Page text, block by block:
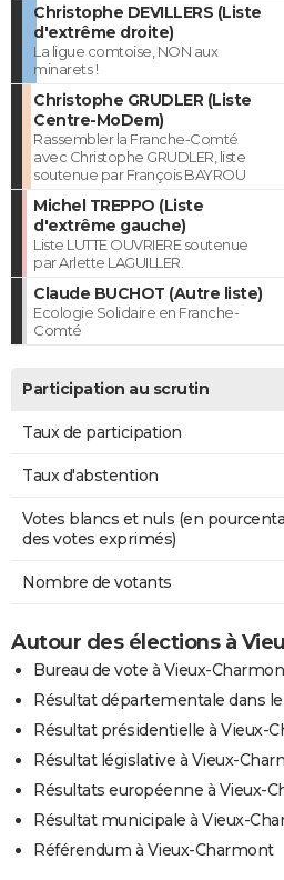
Christophe DEVILLERS (Liste
d'extrême droite)
La ligue comtoise, NON aux
minarets !
Christophe GRUDLER (Liste
Centre-MoDem)
Rassembler la Franche-Comté
avec Christophe GRUDLER, liste
soutenue par François BAYROU
Michel TREPPO (Liste
d'extrême gauche)
Liste LUTTE OUVRIERE soutenue
par Arlette LAGUILLER.
Claude BUCHOT (Autre liste)
Ecologie Solidaire en Franche-
Comté
Participation au scrutin
Taux de participation
Taux d'abstention
Votes blancs et nuls (en
des votes exprimés)
Nombre de votants
Autour des élections à
Bureau de vote à Vieux-
Résultat départementale dans
Résultat présidentielle à Vieux-
Résultat législative à Vieux-
Résultats européenne à Vieux-
Résultat municipale à Vieux-
Référendum à Vieux-Charmont